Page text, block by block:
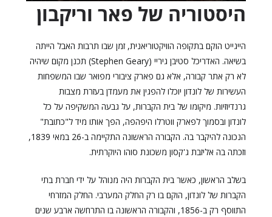
היסטוריה של פאר וריקבון
הייגייט הוקם בתקופה הוויקטוריאנית, זמן שבו תרבות האבל הייתה
בשיאה. האדריכל סטיבן גיריי (Stephen Geary) תכנן מקום שיהיה
לא רק אתר קבורה, אלא גם פארק ציבורי מפואר שבו המשפחות
העשירות של לונדון יוכלו להפגין את מעמדן בעזרת מצבות
גרנדיוזיות. מיקומו של בית הקברות, על גבעה המשקיפה על כל
לונדון ובסמוך לפארק ווטרלו היפהפה, הפך אותו מיד ל"כתובת"
הנכונה להיקבר בה. הקבורה הראשונה התקיימה ב-26 במאי 1839,
וזכתה בה אליזבת ג'קסון משכונת סוהו היוקרתית.
בשלב הראשון, כאשר בית הקברות היה מנוהל על ידי חברת בתי
הקברות של לונדון, הוקם בו רק החלק המערבי. החלק המזרחי
התווסף רק ב-1856, והקבורה הראשונה בו התרחשה ארבע שנים